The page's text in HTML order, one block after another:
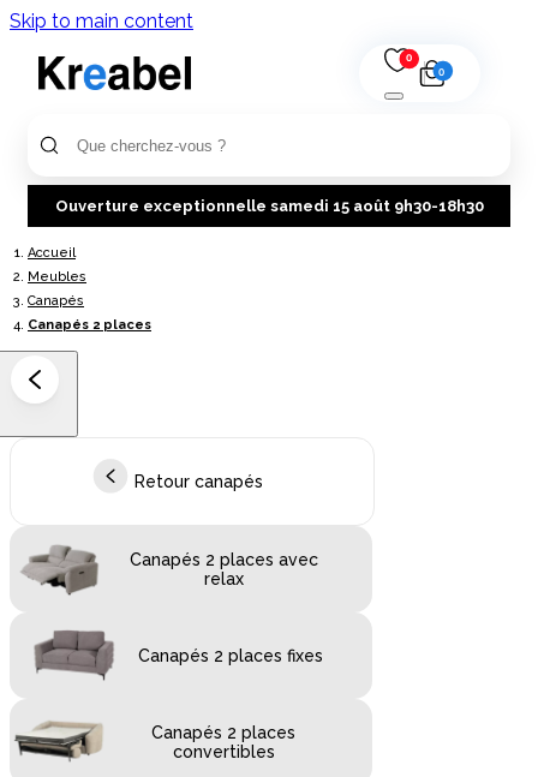
Skip to main content
0
0
Ouverture exceptionnelle samedi 15 août 9h30-18h30
Accueil
Meubles
Canapés
Canapés 2 places
Retour canapés
Canapés 2 places avec
relax
Canapés 2 places fixes
Canapés 2 places
convertibles